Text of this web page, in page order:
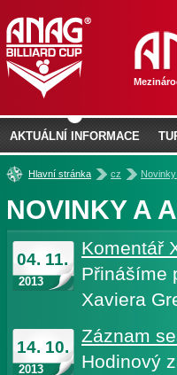
Hlavní stránka
» cz»
NOVINKY A
04. 11.
2013
Komentář
Přinášíme
Xaviera
14. 10.
2013
Záznam
Hodinový
AKTUÁLNÍ INFORMACE